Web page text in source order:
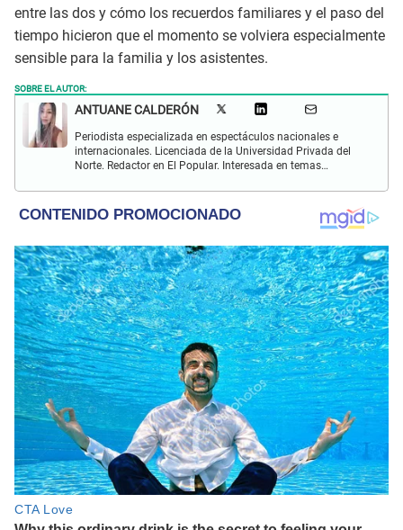
entre las dos y cómo los recuerdos familiares y el paso del
tiempo hicieron que el momento se volviera especialmente
sensible para la familia y los asistentes.
SOBRE EL AUTOR:
ANTUANE CALDERÓN
Periodista especializada en espectáculos nacionales e
internacionales. Licenciada de la Universidad Privada del
Norte. Redactor en El Popular. Interesada en temas
y televisión.